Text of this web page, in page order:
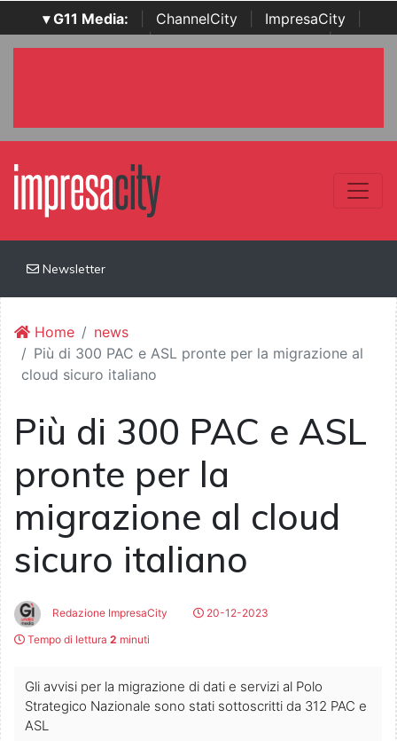
▾ G11 Media: ChannelCity ImpresaCity
SecurityOpenLab | Italian Channel Awards | Italian
Newsletter
Home
news
Più di 300 PAC e ASL pronte per la migrazione al
cloud sicuro italiano
Più di 300 PAC e ASL
pronte per la
migrazione al cloud
sicuro italiano
Redazione ImpresaCity
20-12-2023
Tempo di lettura 2 minuti
Gli avvisi per la migrazione di dati e servizi al Polo
Strategico Nazionale sono stati sottoscritti da 312 PAC e
ASL